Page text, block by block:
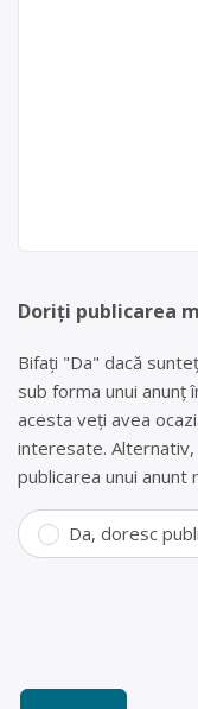
Doriți publicarea
Bifați "Da" dacă
sub forma unui anunț
acesta veți avea
interesate.
publicarea unui anunt
Da, doresc